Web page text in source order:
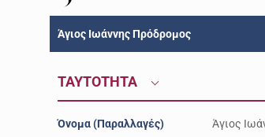
Άγιος Ιωάννης Πρόδρομος
ΤΑΥΤΟΤΗΤΑ
Όνομα (Παραλλαγές)
Άγιος